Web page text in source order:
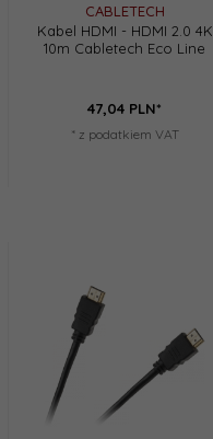
CABLETECH
Kabel HDMI - HDMI 2.0 4K
10m Cabletech Eco Line
47,04 PLN*
* z podatkiem VAT